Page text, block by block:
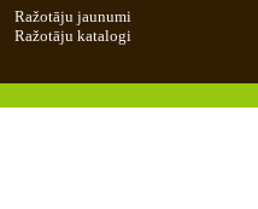
Ražotāju jaunumi
Ražotāju katalogi